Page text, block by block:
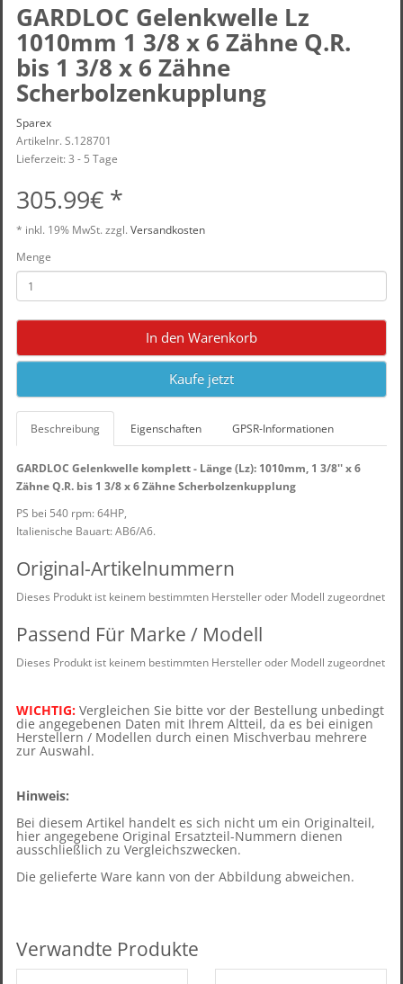
GARDLOC Gelenkwelle Lz
1010mm 1 3/8 x 6 Zähne Q.R.
bis 1 3/8 x 6 Zähne
Scherbolzenkupplung
Sparex
Artikelnr. S.128701
Lieferzeit: 3 - 5 Tage
305.99€ *
* inkl. 19% MwSt. zzgl. Versandkosten
Menge
In den Warenkorb
Kaufe jetzt
Beschreibung Eigenschaften GPSR-Informationen
GARDLOC Gelenkwelle komplett - Länge (Lz): 1010mm, 1 3/8'' x 6
Zähne Q.R. bis 1 3/8 x 6 Zähne Scherbolzenkupplung
PS bei 540 rpm: 64HP,
Italienische Bauart: AB6/A6.
Original-Artikelnummern
Dieses Produkt ist keinem bestimmten Hersteller oder Modell zugeordnet
Passend Für Marke / Modell
Dieses Produkt ist keinem bestimmten Hersteller oder Modell zugeordnet
WICHTIG: Vergleichen Sie bitte vor der Bestellung unbedingt
die angegebenen Daten mit Ihrem Altteil, da es bei einigen
Herstellern / Modellen durch einen Mischverbau mehrere
zur Auswahl.
Hinweis:
Bei diesem Artikel handelt es sich nicht um ein Originalteil,
hier angegebene Original Ersatzteil-Nummern dienen
ausschließlich zu Vergleichszwecken.
Die gelieferte Ware kann von der Abbildung abweichen.
Verwandte Produkte